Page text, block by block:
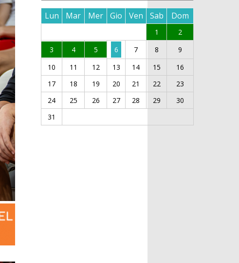
Lun Mar Mer Gio Ven Sab Dom
1
2
3
4 5 6 7 8
9
10
11 12 13 14 15
16
17
18 19 20 21 22
23
24
25 26 27 28 29
30
31